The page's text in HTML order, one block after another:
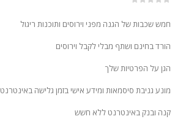
חמש שכבות של הגנה מפני וירוסים ותוכנות ריגול
הורד בחינם ושתף מבלי לקבל וירוסים
הגן על הפרטיות שלך
מונע גניבת סיסמאות ומידע אישי בזמן גלישה באינטרנט
קנה ובנק באינטרנט ללא חשש